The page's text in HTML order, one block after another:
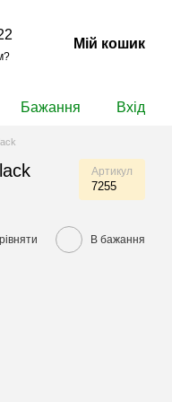
Мій кошик
Бажання Вхід
Артикул
7255
В бажання